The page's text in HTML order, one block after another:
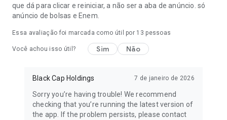
que dá para clicar e reiniciar, a não ser a aba de anúncio. só
anúncio de bolsas e Enem.
Essa avaliação foi marcada como útil por 13 pessoas
Você achou isso útil? Sim Não
Black Cap Holdings 7 de janeiro de 2026
Sorry you’re having trouble! We recommend
checking that you’re running the latest version of
the app. If the problem persists, please contact